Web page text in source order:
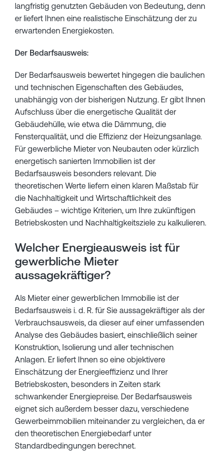
langfristig genutzten Gebäuden von Bedeutung, denn
er liefert Ihnen eine realistische Einschätzung der zu
erwartenden Energiekosten.
Der Bedarfsausweis:
Der Bedarfsausweis bewertet hingegen die baulichen
und technischen Eigenschaften des Gebäudes,
unabhängig von der bisherigen Nutzung. Er gibt Ihnen
Aufschluss über die energetische Qualität der
Gebäudehülle, wie etwa die Dämmung, die
Fensterqualität, und die Effizienz der Heizungsanlage.
Für gewerbliche Mieter von Neubauten oder kürzlich
energetisch sanierten Immobilien ist der
Bedarfsausweis besonders relevant. Die
theoretischen Werte liefern einen klaren Maßstab für
die Nachhaltigkeit und Wirtschaftlichkeit des
Gebäudes – wichtige Kriterien, um Ihre zukünftigen
Betriebskosten und Nachhaltigkeitsziele zu kalkulieren.
Welcher Energieausweis ist für
gewerbliche Mieter
aussagekräftiger?
Als Mieter einer gewerblichen Immobilie ist der
Bedarfsausweis i. d. R. für Sie aussagekräftiger als der
Verbrauchsausweis, da dieser auf einer umfassenden
Analyse des Gebäudes basiert, einschließlich seiner
Konstruktion, Isolierung und aller technischen
Anlagen. Er liefert Ihnen so eine objektivere
Einschätzung der Energieeffizienz und Ihrer
Betriebskosten, besonders in Zeiten stark
schwankender Energiepreise. Der Bedarfsausweis
eignet sich außerdem besser dazu, verschiedene
Gewerbeimmobilien miteinander zu vergleichen, da er
den theoretischen Energiebedarf unter
Standardbedingungen berechnet.